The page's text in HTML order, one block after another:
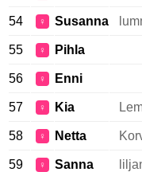
54 ♀ Susanna
55 ♀ Pihla
56 ♀ Enni
57 ♀ Kia
58 ♀ Netta
59 ♀ Sanna